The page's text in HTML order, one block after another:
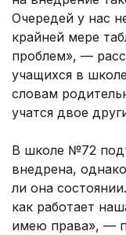
Очередей у нас
крайней мере
проблем», —
учащихся в
словам
учатся двое
В школе №72
внедрена,
ли она
как работает
имею права», —